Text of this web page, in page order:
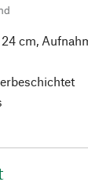
cm,